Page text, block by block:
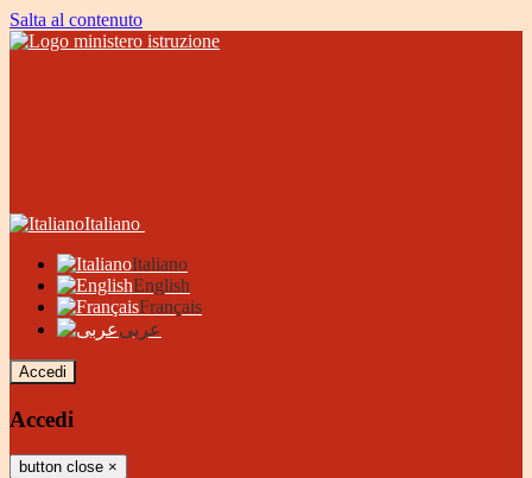
Salta al contenuto
Italiano
Italiano
English
Français
عربى
Accedi
Accedi
button close ×